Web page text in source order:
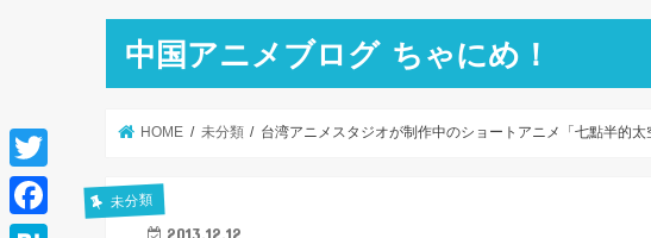
中国アニメブログ ちゃにめ！
HOME 未分類 台湾アニメスタジオが制作中のショートアニメ「七點半的太
未分類
T
w
F